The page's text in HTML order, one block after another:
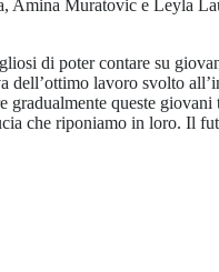
Amina Muratovic e Leyla
di poter contare su
dell’ottimo lavoro svolto
queste giovani
che riponiamo in loro. Il